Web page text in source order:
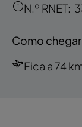
N.º RNET:
Como chegar
Fica a 74